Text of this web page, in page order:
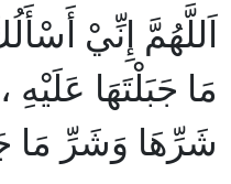
اَللَّهُمَّ إِنِّيْ
مَا جَبَلْتَهَا
شَرِّهَا وَشَرِّ مَا